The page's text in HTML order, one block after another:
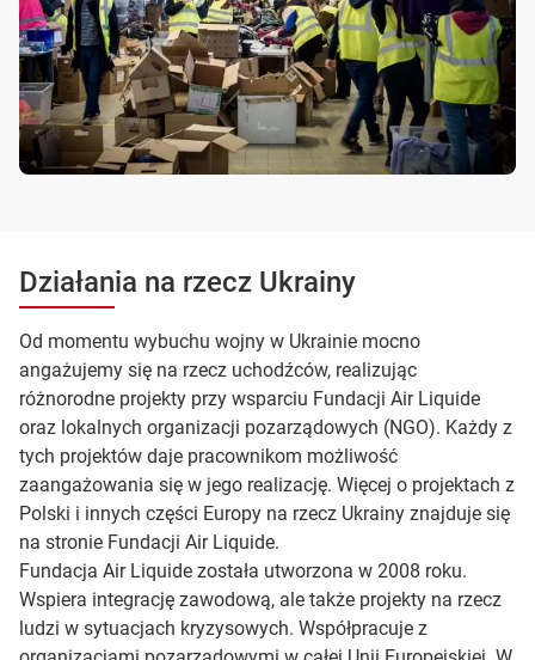
Działania na rzecz Ukrainy
Od momentu wybuchu wojny w Ukrainie mocno
angażujemy się na rzecz uchodźców, realizując
różnorodne projekty przy wsparciu Fundacji Air Liquide
oraz lokalnych organizacji pozarządowych (NGO). Każdy z
tych projektów daje pracownikom możliwość
zaangażowania się w jego realizację. Więcej o projektach z
Polski i innych części Europy na rzecz Ukrainy znajduje się
na stronie Fundacji Air Liquide.
Fundacja Air Liquide została utworzona w 2008 roku.
Wspiera integrację zawodową, ale także projekty na rzecz
ludzi w sytuacjach kryzysowych. Współpracuje z